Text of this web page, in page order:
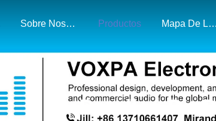
Sobre Nosotros Productos Mapa De La Exposición Y El Mercado
Detalles De